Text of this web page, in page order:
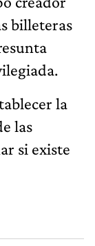
billeteras
la
las
si existe